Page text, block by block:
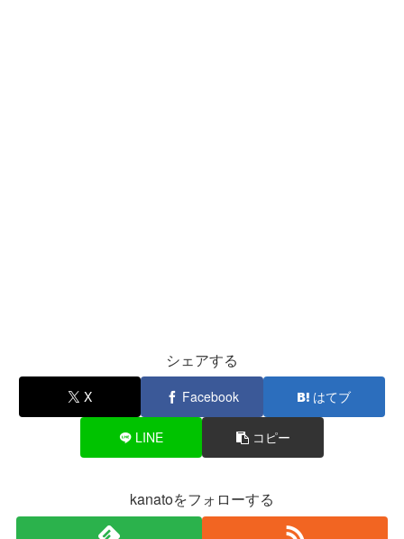
シェアする
X Facebook はてブ
LINE コピー
kanatoをフォローする